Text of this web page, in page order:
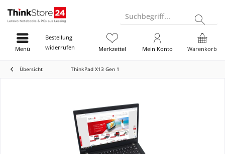
Suchbegriff...
Bestellung
widerrufen
Warenkorb
Merkzettel Mein Konto
Menü
Übersicht ThinkPad X13 Gen 1